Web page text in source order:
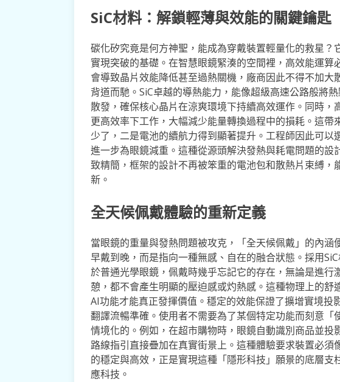
SiC材料：解鎖輕薄與效能的關鍵鑰匙
碳化矽究竟是何方神聖，能成為穿戴裝置輕量化的救星？
實現突破的基礎。在智慧眼鏡緊湊的空間裡，高效能運算
會導致晶片效能降低甚至過熱關機，廠商因此不得不加
背道而馳。SiC卓越的導熱能力，能像超級高速公路般將
散發，確保核心晶片在涼爽環境下持續高效運作。同時，
更高效率下工作，大幅減少能量轉換過程中的損耗。這帶
少了，二是電池的續航力得到顯著提升。工程師因此可以
進一步為眼鏡減重。這種從源頭解決發熱與耗電問題的設
致精簡，框架的設計不再被笨重的電池包和散熱片束縛，
新。
全天候佩戴體驗的重新定義
當眼鏡的重量與發熱問題被攻克，「全天候佩戴」的內
早戴到晚，而是指向一種無感、自在的融合狀態。採用
於普通光學眼鏡，佩戴時幾乎忘記它的存在，無論是進行
憩，都不會產生明顯的壓迫感或灼熱感。這種物理上的舒
AI功能才能真正發揮價值。穩定的效能保證了擴增實境投
翻譯流暢準確。使用者不需要為了某個特定功能而刻意「
情境化的。例如，在超市購物時，眼鏡自動識別商品並投
路線指引直接疊加在真實街景上。這種體驗要求裝置必須
的穩定與高效，正是實現這種「隱形科技」願景的底層
應科技。